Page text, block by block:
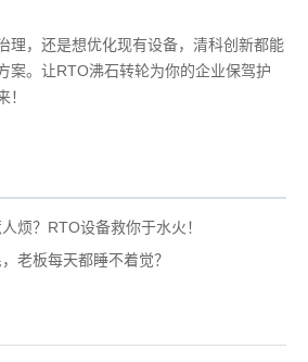
理，还是想优化现有设备，清科创新都能
案。让RTO沸石转轮为你的企业保驾护
！
烦？RTO设备救你于水火！
老板每天都睡不着觉？